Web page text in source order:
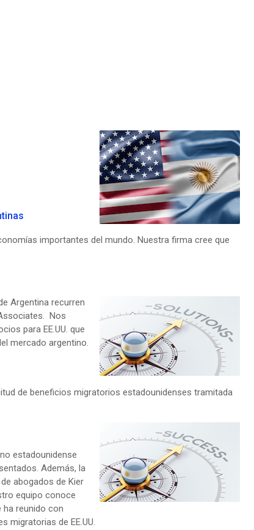
importantes del mundo. Nuestra firma cree que
Argentina recurren
Nos
para EE.UU. que
mercado argentino.
de beneficios migratorios estadounidenses tramitada
estadounidense
Además, la
abogados de Kier
equipo conoce
ha reunido con
migratorias de EE.UU.